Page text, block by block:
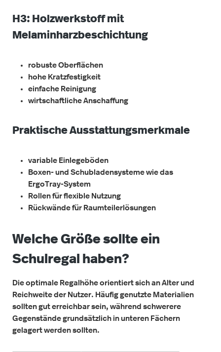
H3: Holzwerkstoff mit
Melaminharzbeschichtung
robuste Oberflächen
hohe Kratzfestigkeit
einfache Reinigung
wirtschaftliche Anschaffung
Praktische Ausstattungsmerkmale
variable Einlegeböden
Boxen- und Schubladensysteme wie das
ErgoTray-System
Rollen für flexible Nutzung
Rückwände für Raumteilerlösungen
Welche Größe sollte ein
Schulregal haben?
Die optimale Regalhöhe orientiert sich an Alter und
Reichweite der Nutzer. Häufig genutzte Materialien
sollten gut erreichbar sein, während schwerere
Gegenstände grundsätzlich in unteren Fächern
gelagert werden sollten.